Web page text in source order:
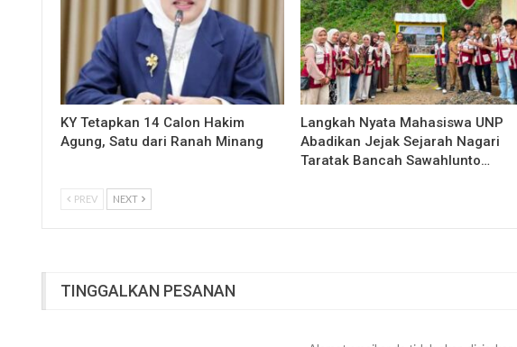
KY Tetapkan 14 Calon Hakim
Agung, Satu dari Ranah Minang
Langkah Nyata Mahasiswa UNP
Abadikan Jejak Sejarah Nagari
Taratak Bancah Sawahlunto…
PREV NEXT
TINGGALKAN PESANAN